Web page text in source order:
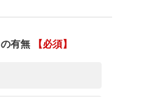
有無 【必須】